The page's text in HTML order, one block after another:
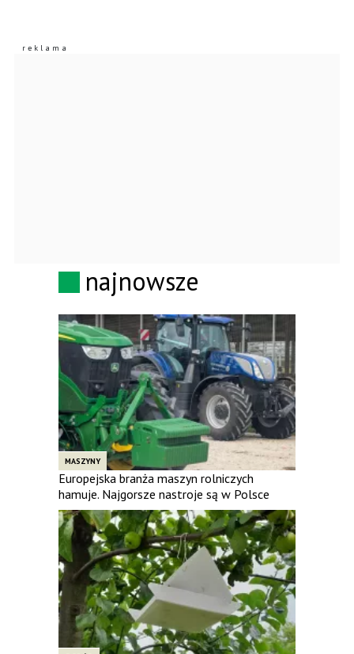
najnowsze
MASZYNY
Europejska branża maszyn rolniczych
hamuje. Najgorsze nastroje są w Polsce